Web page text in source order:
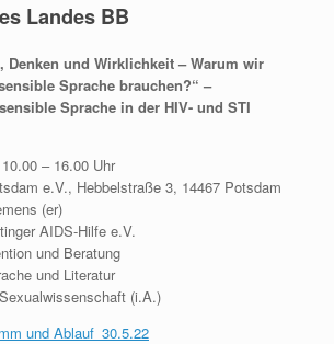
Landes BB
Denken und Wirklichkeit – Warum wir
Sprache brauchen?“ –
Sprache in der HIV- und STI
– 16.00 Uhr
e.V., Hebbelstraße 3, 14467 Potsdam
(er)
AIDS-Hilfe e.V.
und Beratung
und Literatur
(i.A.)
und Ablauf_30.5.22